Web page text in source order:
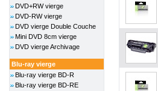
DVD+RW vierge
DVD-RW vierge
DVD vierge Double Couche
Mini DVD 8cm vierge
DVD vierge Archivage
Blu-ray vierge
Blu-ray vierge BD-R
Blu-ray vierge BD-RE